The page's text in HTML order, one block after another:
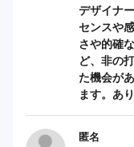
デザイナ
センスや
さや的確
ど、非の
た機会が
ます。あ
匿名